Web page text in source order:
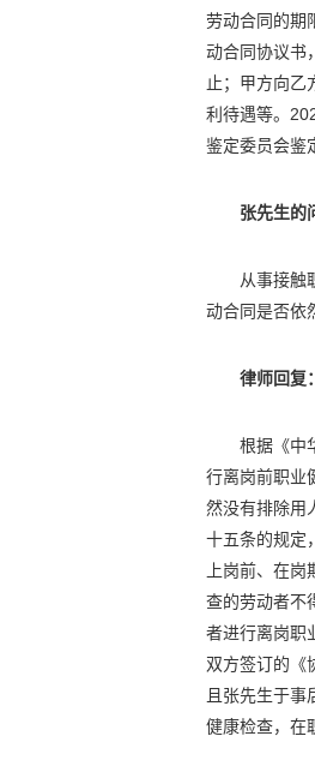
劳动合同的期
动合同协议书
止；甲方向乙
利待遇等。
鉴定委员会鉴
张先生的
从事接触
动合同是否依
律师回复：
根据《中
行离岗前职业
然没有排除用
十五条的规定
上岗前、在
查的劳动者不
者进行离岗职
双方签订的《
且张先生于
健康检查，在